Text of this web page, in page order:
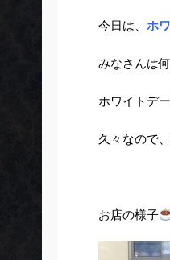
今日は、 ホ
みなさんは
ホワイトデ
久々なので
お店の様子